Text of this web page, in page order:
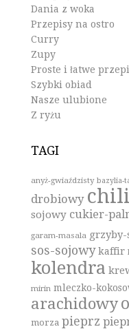
Dania z woka
Przepisy na ostro
Curry
Zupy
Proste i łatwe
Szybki obiad
Nasze ulubione
Z ryżu
TAGI
anyż-gwiaździsty bazylia-
drobiowy chili
sojowy cukier-
garam-masala
sos-sojowy kaffir
kolendra
mirin mleczko-
arachidowy
morza pieprz